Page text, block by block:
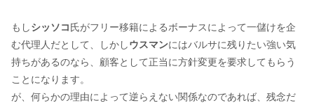
もしシッソコ氏がフリー移籍によるボーナスによって一儲けを企
む代理人だとして、しかしウスマンにはバルサに残りたい強い気
持ちがあるのなら、顧客として正当に方針変更を要求してもらう
ことになります。
が、何らかの理由によって逆らえない関係なのであれば、残念だ